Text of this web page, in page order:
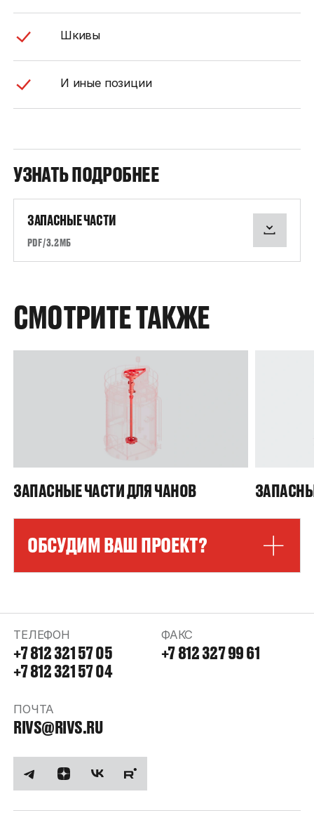
Шкивы
И иные позиции
УЗНАТЬ ПОДРОБНЕЕ
ЗАПАСНЫЕ ЧАСТИ
PDF / 3.2 МБ
СМОТРИТЕ ТАКЖЕ
ЗАПАСНЫЕ ЧАСТИ ДЛЯ ЧАНОВ
ОБСУДИМ ВАШ ПРОЕКТ?
ТЕЛЕФОН
+7 812 321 57 05
+7 812 321 57 04
ФАКС
+7 812 327 99 61
ПОЧТА
RIVS@RIVS.RU